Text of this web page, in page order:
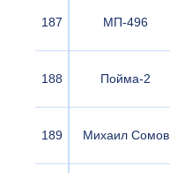
187 МП-496
188 Пойма-2
189 Михаил Сомов